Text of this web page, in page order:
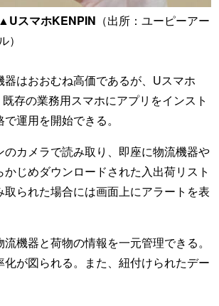
▲UスマホKENPIN （出所：ユーピーアー
）
はおおむね高価であるが、Uスマホ
存の業務用スマホにアプリをインスト
運用を開始できる。
カメラで読み取り、即座に物流機器や
じめダウンロードされた入出荷リスト
られた場合には画面上にアラートを表
機器と荷物の情報を一元管理できる。
が図られる。また、紐付けられたデー